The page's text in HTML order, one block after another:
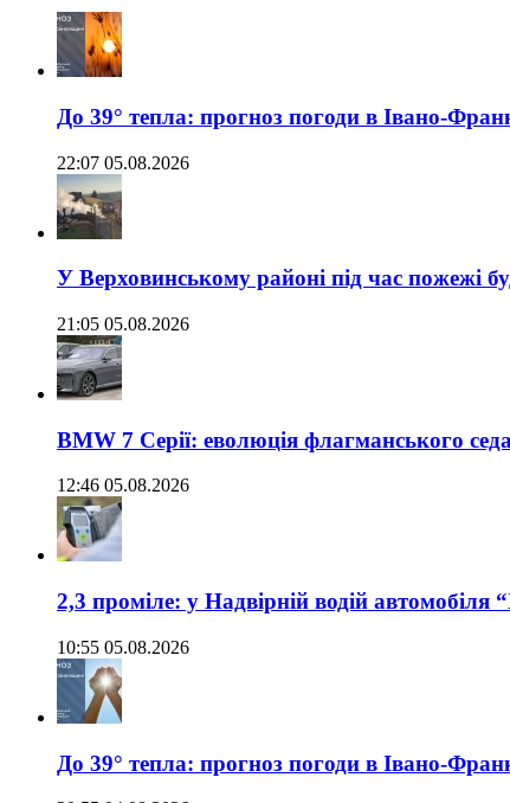
До 39° тепла: прогноз погоди в Івано-
22:07 05.08.2026
У Верховинському районі під час пожежі
21:05 05.08.2026
BMW 7 Серії: еволюція флагманського
12:46 05.08.2026
2,3 проміле: у Надвірній водій
10:55 05.08.2026
До 39° тепла: прогноз погоди в Івано-